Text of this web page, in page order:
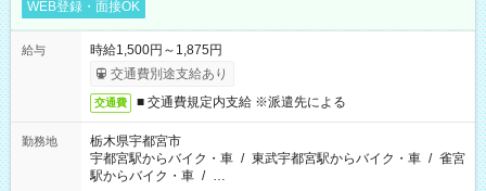
WEB登録・面接OK
給与
時給1,500円～1,875円
交通費別途支給あり
交通費 ■ 交通費規定内支給 ※派遣先による
勤務地
栃木県宇都宮市
宇都宮駅からバイク・車 / 東武宇都宮駅からバイク・車 / 雀宮
駅からバイク・車 / …